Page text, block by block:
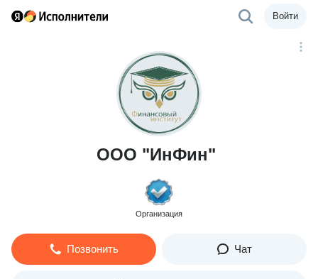
Войти
ООО "ИнФин"
Организация
Позвонить Чат